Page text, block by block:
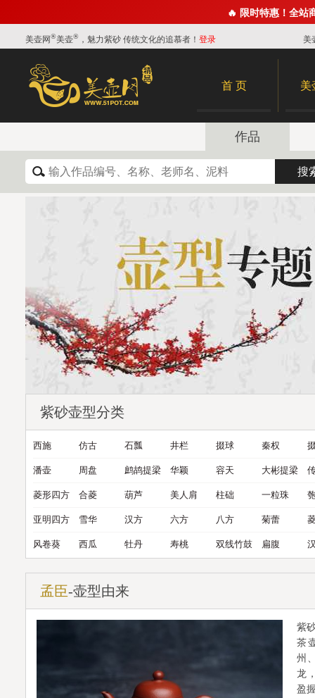
🔥 限时特惠！全站
美壶网®美壶® ，魅力紫砂 传统文化的追慕者！ 登录 美
首 页 美
作品
紫砂壶型分类
西施 仿古 石瓢 井栏 掇球 秦权
潘壶 周盘 鹧鸪提梁 华颖 容天 大彬提梁
菱形四方 合菱 葫芦 美人肩 柱础 一粒珠
亚明四方 雪华 汉方 六方 八方 菊蕾
风卷葵 西瓜 牡丹 寿桃 双线竹鼓 扁腹
孟臣-壶型由来
紫
茶
州
龙
盈